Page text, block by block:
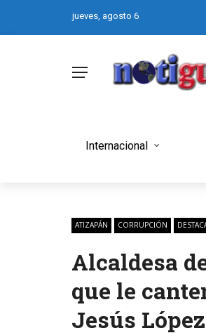
jueves, agosto 6
Internacional
ATIZAPÁN CORRUPCIÓN
Alcaldesa
que le
Jesús López